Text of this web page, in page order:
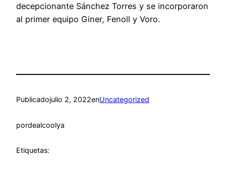
decepcionante Sánchez Torres y se incorporaron
al primer equipo Giner, Fenoll y Voro.
Publicadojulio 2, 2022enUncategorized
pordealcoolya
Etiquetas: